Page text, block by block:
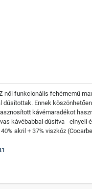
női funkcionális fehérnemű
dúsítottak. Ennek
kávémaradékot
kávébabbal dúsítva -
akril + 37% viszkóz